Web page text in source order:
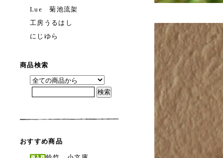
Lue 菊池流架
工房うるはし
にじゆら
商品検索
おすすめ商品